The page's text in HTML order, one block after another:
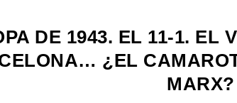
DE 1943. EL 11-1. EL
¿EL
MARX?